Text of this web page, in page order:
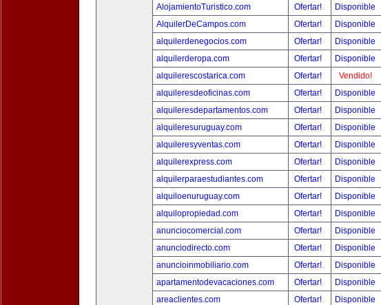
AlojamientoTuristico.com
Ofertar!
Disponible
AlquilerDeCampos.com
Ofertar!
Disponible
alquilerdenegocios.com
Ofertar!
Disponible
alquilerderopa.com
Ofertar!
Disponible
alquilerescostarica.com
Ofertar!
Vendido!
alquileresdeoficinas.com
Ofertar!
Disponible
alquileresdepartamentos.com
Ofertar!
Disponible
alquileresuruguay.com
Ofertar!
Disponible
alquileresyventas.com
Ofertar!
Disponible
alquilerexpress.com
Ofertar!
Disponible
alquilerparaestudiantes.com
Ofertar!
Disponible
alquiloenuruguay.com
Ofertar!
Disponible
alquilopropiedad.com
Ofertar!
Disponible
anunciocomercial.com
Ofertar!
Disponible
anunciodirecto.com
Ofertar!
Disponible
anuncioinmobiliario.com
Ofertar!
Disponible
apartamentodevacaciones.com
Ofertar!
Disponible
areaclientes.com
Ofertar!
Disponible